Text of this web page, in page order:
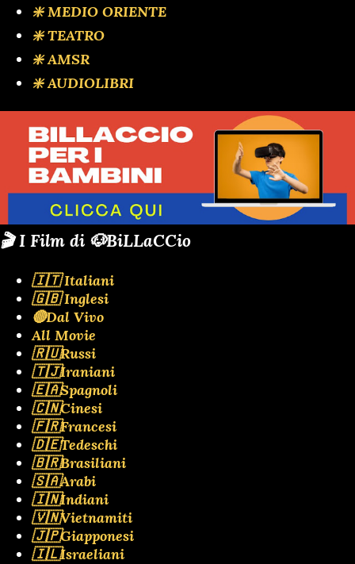
❇️ MEDIO ORIENTE
❇️ TEATRO
❇️ AMSR
❇️ AUDIOLIBRI
🎬 I Film di 🐶BiLLaCCio
🇮🇹 Italiani
🇬🇧 Inglesi
🔴Dal Vivo
All Movie
🇷🇺Russi
🇹🇯Iraniani
🇪🇦Spagnoli
🇨🇳Cinesi
🇫🇷Francesi
🇩🇪Tedeschi
🇧🇷Brasiliani
🇸🇦Arabi
🇮🇳Indiani
🇻🇳Vietnamiti
🇯🇵Giapponesi
🇮🇱Israeliani